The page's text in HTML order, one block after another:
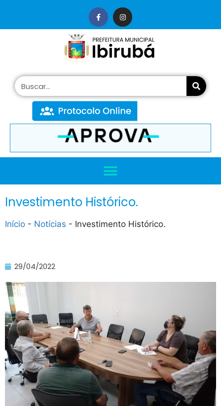
Investimento Histórico.
Início - Notícias - Investimento Histórico.
29/04/2022